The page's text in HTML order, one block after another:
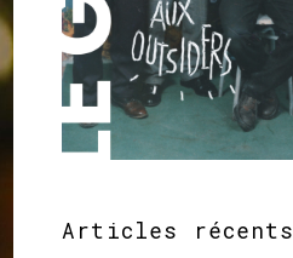
Articles récents